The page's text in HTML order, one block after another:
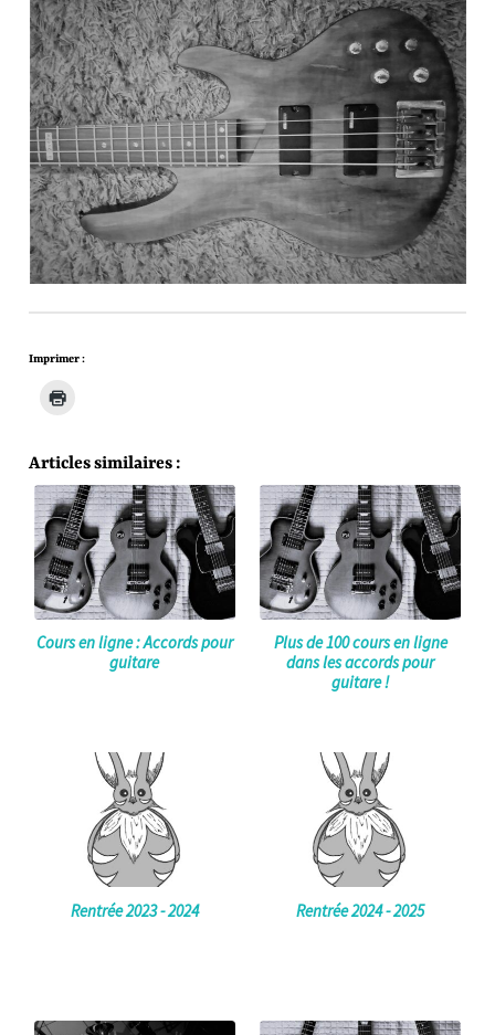
Imprimer :
Articles similaires :
Cours en ligne : Accords pour
guitare
Plus de 100 cours en ligne
dans les accords pour
guitare !
Rentrée 2023 - 2024 Rentrée 2024 - 2025